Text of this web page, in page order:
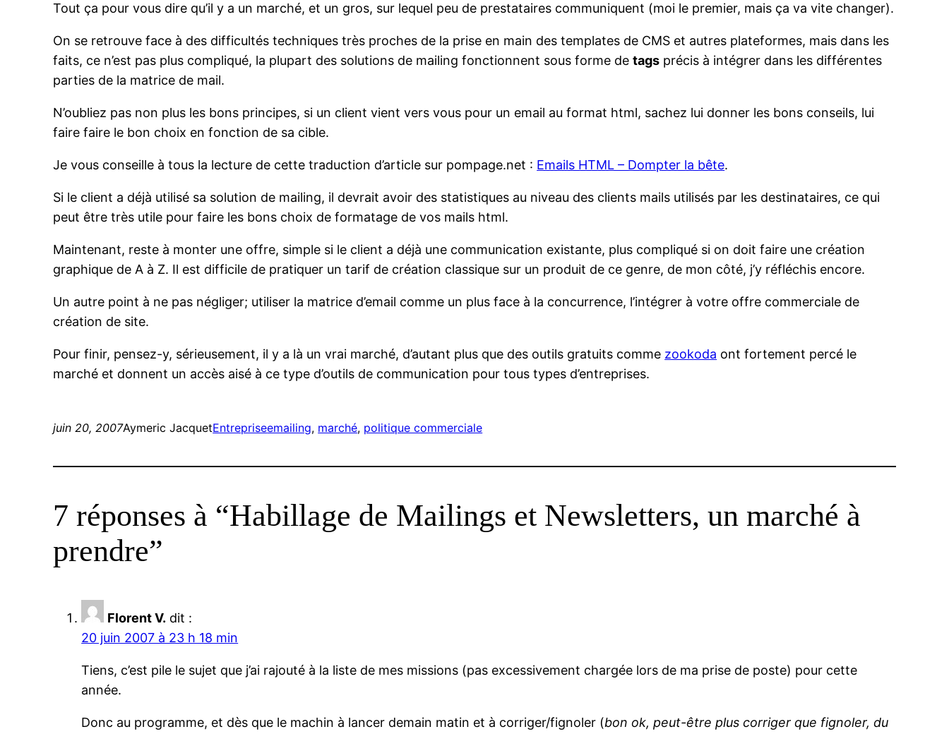
Tout ça pour vous dire qu’il y a un marché, et un gros, sur lequel peu de prestataires communiquent (moi le premier, mais ça va vite changer).
On se retrouve face à des difficultés techniques très proches de la prise en main des templates de CMS et autres plateformes, mais dans les
faits, ce n’est pas plus compliqué, la plupart des solutions de mailing fonctionnent sous forme detags précis à intégrer dans les différentes
parties de la matrice de mail.
N’oubliez pas non plus les bons principes, si un client vient vers vous pour un email au format html, sachez lui donner les bons conseils, lui
faire faire le bon choix en fonction de sa cible.
Je vous conseille à tous la lecture de cette traduction d’article sur pompage.net : Emails HTML – Dompter la bête.
Si le client a déjà utilisé sa solution de mailing, il devrait avoir des statistiques au niveau des clients mails utilisés par les destinataires, ce qui
peut être très utile pour faire les bons choix de formatage de vos mails html.
Maintenant, reste à monter une offre, simple si le client a déjà une communication existante, plus compliqué si on doit faire une création
graphique de A à Z. Il est difficile de pratiquer un tarif de création classique sur un produit de ce genre, de mon côté, j’y réfléchis encore.
Un autre point à ne pas négliger; utiliser la matrice d’email comme un plus face à la concurrence, l’intégrer à votre offre commerciale de
création de site.
Pour finir, pensez-y, sérieusement, il y a là un vrai marché, d’autant plus que des outils gratuits comme zookoda ont fortement percé le
marché et donnent un accès aisé à ce type d’outils de communication pour tous types d’entreprises.
juin 20, 2007Aymeric JacquetEntrepriseemailing, marché, politique commerciale
7 réponses à “Habillage de Mailings et Newsletters, un marché à
prendre”
Florent V. dit :
20 juin 2007 à 23 h 18 min
Tiens, c’est pile le sujet que j’ai rajouté à la liste de mes missions (pas excessivement chargée lors de ma prise de poste) pour cette
année.
Donc au programme, et dès que le machin à lancer demain matin et à corriger/fignoler (bon ok, peut-être plus corriger que fignoler, du